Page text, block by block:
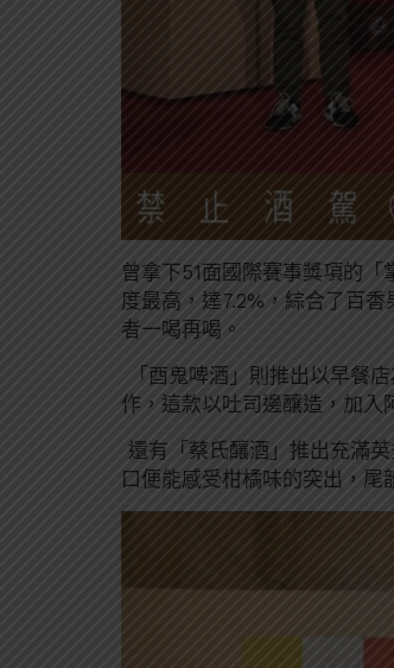
曾拿下51面國際賽事獎項的
度最高，達7.2%，綜合了百
者一喝再喝。
「酉鬼啤酒」則推出以早餐
作，這款以吐司邊釀造，加
還有「蔡氏釀酒」推出充滿
口便能感受柑橘味的突出，尾